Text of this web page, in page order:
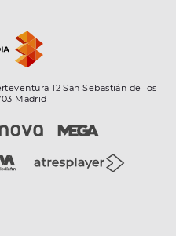
12 San Sebastián de los
Madrid